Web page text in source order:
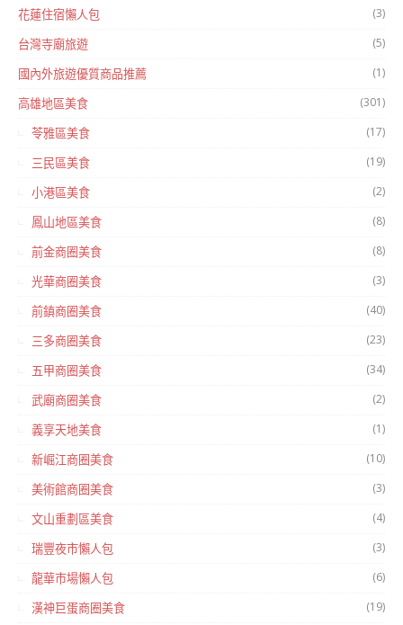
花蓮住宿懶人包 (3)
台灣寺廟旅遊 (5)
國內外旅遊優質商品推薦 (1)
高雄地區美食 (301)
苓雅區美食 (17)
三民區美食 (19)
小港區美食 (2)
鳳山地區美食 (8)
前金商圈美食 (8)
光華商圈美食 (3)
前鎮商圈美食 (40)
三多商圈美食 (23)
五甲商圈美食 (34)
武廟商圈美食 (2)
義享天地美食 (1)
新崛江商圈美食 (10)
美術館商圈美食 (3)
文山重劃區美食 (4)
瑞豐夜市懶人包 (3)
龍華市場懶人包 (6)
漢神巨蛋商圈美食 (19)